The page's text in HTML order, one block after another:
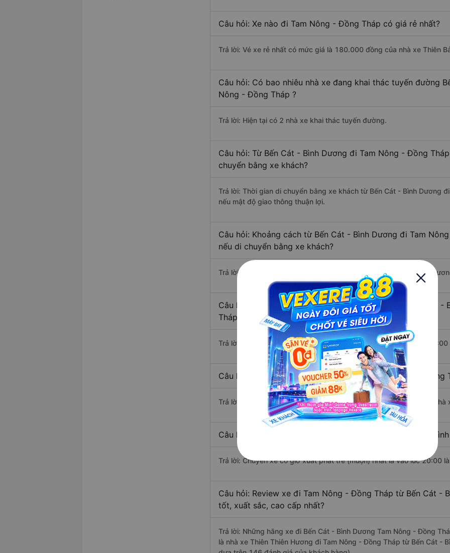
Câu hỏi: Xe nào đi Tam Nông - Đồng Tháp có giá rẻ nhất?
Trả lời: Vé xe rẻ nhất có mức giá là 180.000 đồng của nhà xe Thiên
Câu hỏi: Có bao nhiêu nhà xe đang khai thác tuyến đường
Nông - Đồng Tháp ?
Trả lời: Hiện tại có 2 nhà xe khai thác tuyến đường.
Câu hỏi: Từ Bến Cát - Bình Dương đi Tam Nông - Đồng
chuyển bằng xe khách?
Trả lời: Thời gian di chuyển bằng xe khách từ Bến Cát - Bình Dương
nếu mật độ giao thông thuận lợi.
Câu hỏi: Khoảng cách từ Bến Cát - Bình Dương đi Tam
nếu di chuyển bằng xe khách?
Trả lời: Đoạn đường đi Tam Nông - Đồng Tháp từ Bến Cát - Bình
Câu hỏi: Mỗi ngày có bao nhiêu chuyến xe khách Bến Cát
Tháp ?
Trả lời: Trung bình mỗi ngày có khoảng 14 chuyến xe bắt đầu từ
Câu hỏi: Nhà xe đi Bến Cát - Bình Dương Tam Nông - Đồng
Trả lời: Chuyến xe có giờ xuất phát sớm nhất vào lúc 4:00 là của nhà
Câu hỏi: Nhà xe đi Tam Nông - Đồng Tháp từ Bến Cát -
Trả lời: Chuyến xe có giờ xuất phát trễ (muộn) nhất là vào lúc 20:00
Câu hỏi: Review xe đi Tam Nông - Đồng Tháp từ Bến Cát -
tốt, xuất sắc, cao cấp nhất?
Trả lời: Những hãng xe đi Bến Cát - Bình Dương Tam Nông - Đồng
là nhà xe Thiên Thiên Hương đi Tam Nông - Đồng Tháp từ Bến Cát -